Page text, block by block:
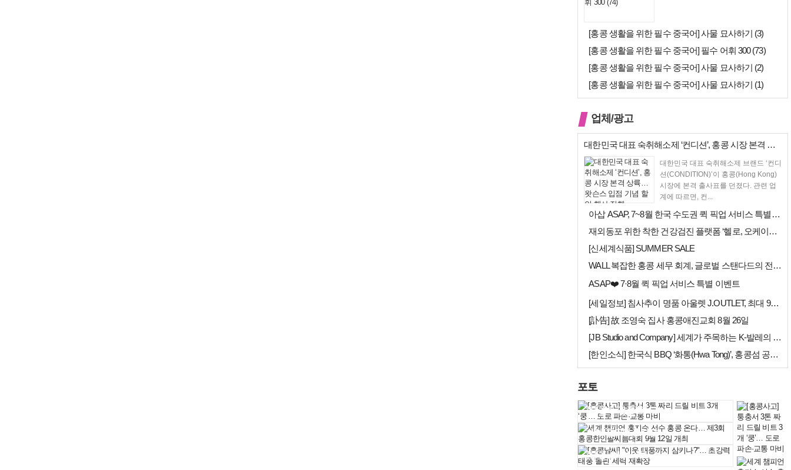
[홍콩 생활을 위한 필수 중국어] 사물 묘사하기 (3)
[홍콩 생활을 위한 필수 중국어] 필수 어휘 300 (73)
[홍콩 생활을 위한 필수 중국어] 사물 묘사하기 (2)
[홍콩 생활을 위한 필수 중국어] 사물 묘사하기 (1)
업체/광고
대한민국 대표 숙취해소제 ‘컨디션’, 홍콩 시장 본격 상륙… 왓슨스 입점…
대한민국 대표 숙취해소제 브랜드 ‘컨디
션(CONDITION)’이 홍콩(Hong Kong)
시장에 본격 출사표를 던졌다. 관련 업
계에 따르면, 컨...
아삽 ASAP, 7~8월 한국 수도권 퀵 픽업 서비스 특별 프로모션 실시
재외동포 위한 착한 건강검진 플랫폼 ‘헬로, 오케이검진’ 서비스 개시
[신세계식품] SUMMER SALE
WALL 복잡한 홍콩 세무 회계, 글로벌 스탠다드의 전문가들이 답을 드립…
ASAP❤️ 7·8월 퀵 픽업 서비스 특별 이벤트
[세일정보] 침사추이 명품 아울렛 J.OUTLET, 최대 90% 빅 세일…
[訃告] 故 조영숙 집사 홍콩애진교회 8월 26일
[JB Studio and Company] 세계가 주목하는 K-발레의 비…
[한인소식] 한국식 BBQ ‘화통(Hwa Tong)’, 홍콩섬 공략 본격…
포토
[홍콩사고] 퉁충서…
세계 챔피언 홍지승…
[홍콩날씨] "이웃…